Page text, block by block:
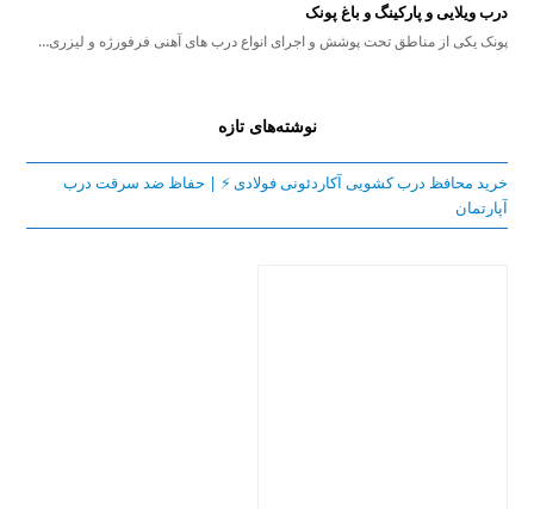
درب ویلایی و پارکینگ و باغ پونک
پونک یکی از مناطق تحت پوشش و اجرای انواع درب های آهنی فرفورژه و لیزری…
نوشته‌های تازه
خرید محافظ درب کشویی آکاردئونی فولادی ⚡️ | حفاظ ضد سرقت درب
آپارتمان